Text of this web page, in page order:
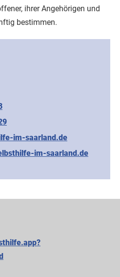
ihrer Angehörigen und
bestimmen.
im-saarland.de
im-saarland.de